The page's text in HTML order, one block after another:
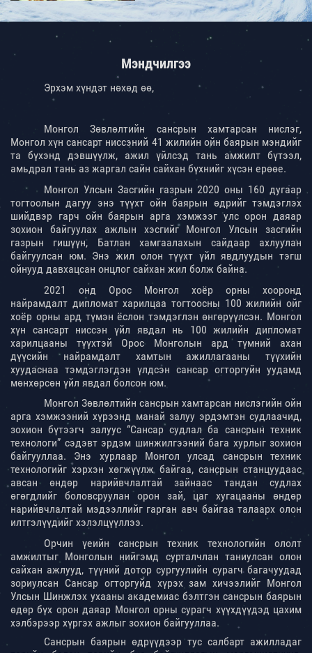
Мэндчилгээ
Эрхэм хүндэт нөхөд өө,
Монгол Зөвлөлтийн сансрын хамтарсан нислэг,
Монгол хүн сансарт ниссэний 41 жилийн ойн баярын мэндийг
та бүхэнд дэвшүүлж, ажил үйлсэд тань амжилт бүтээл,
амьдрал тань аз жаргал сайн сайхан бүхнийг хүсэн ерөөе.
Монгол Улсын Засгийн газрын 2020 оны 160 дугаар
тогтоолын дагуу энэ түүхт ойн баярын өдрийг тэмдэглэх
шийдвэр гарч ойн баярын арга хэмжээг улс орон даяар
зохион байгуулах ажлын хэсгийг Монгол Улсын засгийн
газрын гишүүн, Батлан хамгаалахын сайдаар ахлуулан
байгуулсан юм. Энэ жил олон түүхт үйл явдлуудын тэгш
ойнууд давхацсан онцлог сайхан жил болж байна.
2021 онд Орос Монгол хоёр орны хооронд
найрамдалт дипломат харилцаа тогтоосны 100 жилийн ойг
хоёр орны ард түмэн ёслон тэмдэглэн өнгөрүүлсэн. Монгол
хүн сансарт ниссэн үйл явдал нь 100 жилийн дипломат
харилцааны түүхтэй Орос Монголын ард түмний ахан
дүүсийн найрамдалт хамтын ажиллагааны түүхийн
хуудаснаа тэмдэглэгдэн үлдсэн сансар огторгуйн уудамд
мөнхөрсөн үйл явдал болсон юм.
Монгол Зөвлөлтийн сансрын хамтарсан нислэгийн ойн
арга хэмжээний хүрээнд манай залуу эрдэмтэн судлаачид,
зохион бүтээгч залуус “Сансар судлал ба сансрын техник
технологи” сэдэвт эрдэм шинжилгээний бага хурлыг зохион
байгууллаа. Энэ хурлаар Монгол улсад сансрын техник
технологийг хэрхэн хөгжүүлж байгаа, сансрын станцуудаас
авсан өндөр нарийвчлалтай зайнаас тандан судлах
өгөгдлийг боловсруулан орон зай, цаг хугацааны өндөр
нарийвчлалтай мэдээллийг гарган авч байгаа талаарх олон
илтгэлүүдийг хэлэлцүүллээ.
Орчин үеийн сансрын техник технологийн ололт
амжилтыг Монголын нийгэмд сурталчлан таниулсан олон
сайхан ажлууд, түүний дотор сургуулийн сурагч багачуудад
зориулсан Сансар огторгуйд хүрэх зам хичээлийг Монгол
Улсын Шинжлэх ухааны академиас бэлтгэн сансрын баярын
өдөр бүх орон даяар Монгол орны сурагч хүүхдүүдэд цахим
хэлбэрээр хүргэх ажлыг зохион байгууллаа.
Сансрын баярын өдрүүдээр тус салбарт ажилладаг